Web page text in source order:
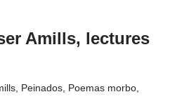
Amills, lectures
, Peinados, Poemas morbo,